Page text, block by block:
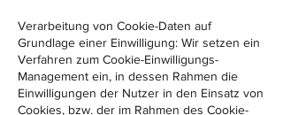
Verarbeitung von Cookie-Daten auf
Grundlage einer Einwilligung: Wir setzen ein
Verfahren zum Cookie-Einwilligungs-
Management ein, in dessen Rahmen die
Einwilligungen der Nutzer in den Einsatz von
Cookies, bzw. der im Rahmen des Cookie-